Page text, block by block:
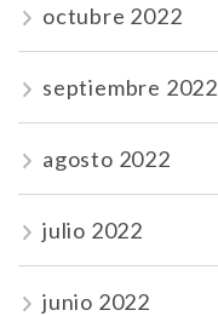
octubre 2022
septiembre 2022
agosto 2022
julio 2022
junio 2022